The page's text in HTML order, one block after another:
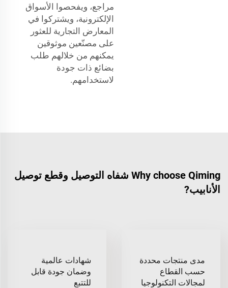
مراجع، ويفحصوا الأسواق
الإلكترونية، ويشتركوا في
المعارض التجارية للعثور
على مصنّعين موثوقين
يمكنهم من خلالهم طلب
بضائع ذات جودة
لاستخدامهم.
Why choose Qiming شفاه التوصيل وقطع توصيل
الأنابيب?
مدى منتجات محددة
حسب القطاع
لمجالات التكنولوجيا
شهادات عالمية
وضمان جودة قابل
للتتبع